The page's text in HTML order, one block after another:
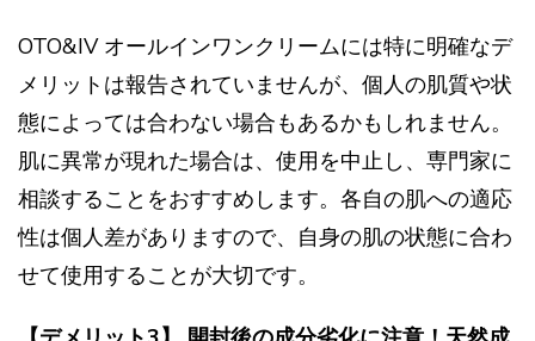
OTO&IV オールインワンクリームには特に明確なデ
メリットは報告されていませんが、個人の肌質や状
態によっては合わない場合もあるかもしれません。
肌に異常が現れた場合は、使用を中止し、専門家に
相談することをおすすめします。各自の肌への適応
性は個人差がありますので、自身の肌の状態に合わ
せて使用することが大切です。